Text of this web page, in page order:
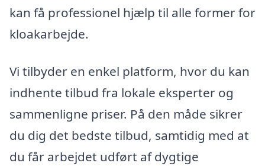
kan få professionel hjælp til alle former for
kloakarbejde.
Vi tilbyder en enkel platform, hvor du kan
indhente tilbud fra lokale eksperter og
sammenligne priser. På den måde sikrer
du dig det bedste tilbud, samtidig med at
du får arbejdet udført af dygtige